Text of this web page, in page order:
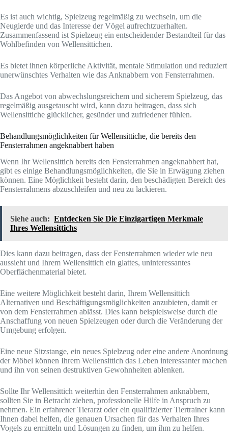
Es ist auch wichtig, Spielzeug regelmäßig zu wechseln, um die
Neugierde und das Interesse der Vögel aufrechtzuerhalten.
Zusammenfassend ist Spielzeug ein entscheidender Bestandteil für das
Wohlbefinden von Wellensittichen.
Es bietet ihnen körperliche Aktivität, mentale Stimulation und reduziert
unerwünschtes Verhalten wie das Anknabbern von Fensterrahmen.
Das Angebot von abwechslungsreichem und sicherem Spielzeug, das
regelmäßig ausgetauscht wird, kann dazu beitragen, dass sich
Wellensittiche glücklicher, gesünder und zufriedener fühlen.
Behandlungsmöglichkeiten für Wellensittiche, die bereits den
Fensterrahmen angeknabbert haben
Wenn Ihr Wellensittich bereits den Fensterrahmen angeknabbert hat,
gibt es einige Behandlungsmöglichkeiten, die Sie in Erwägung ziehen
können. Eine Möglichkeit besteht darin, den beschädigten Bereich des
Fensterrahmens abzuschleifen und neu zu lackieren.
Siehe auch: Entdecken Sie Die Einzigartigen Merkmale
Ihres Wellensittichs
Dies kann dazu beitragen, dass der Fensterrahmen wieder wie neu
aussieht und Ihrem Wellensittich ein glattes, uninteressantes
Oberflächenmaterial bietet.
Eine weitere Möglichkeit besteht darin, Ihrem Wellensittich
Alternativen und Beschäftigungsmöglichkeiten anzubieten, damit er
von dem Fensterrahmen ablässt. Dies kann beispielsweise durch die
Anschaffung von neuen Spielzeugen oder durch die Veränderung der
Umgebung erfolgen.
Eine neue Sitzstange, ein neues Spielzeug oder eine andere Anordnung
der Möbel können Ihrem Wellensittich das Leben interessanter machen
und ihn von seinen destruktiven Gewohnheiten ablenken.
Sollte Ihr Wellensittich weiterhin den Fensterrahmen anknabbern,
sollten Sie in Betracht ziehen, professionelle Hilfe in Anspruch zu
nehmen. Ein erfahrener Tierarzt oder ein qualifizierter Tiertrainer kann
Ihnen dabei helfen, die genauen Ursachen für das Verhalten Ihres
Vogels zu ermitteln und Lösungen zu finden, um ihm zu helfen.